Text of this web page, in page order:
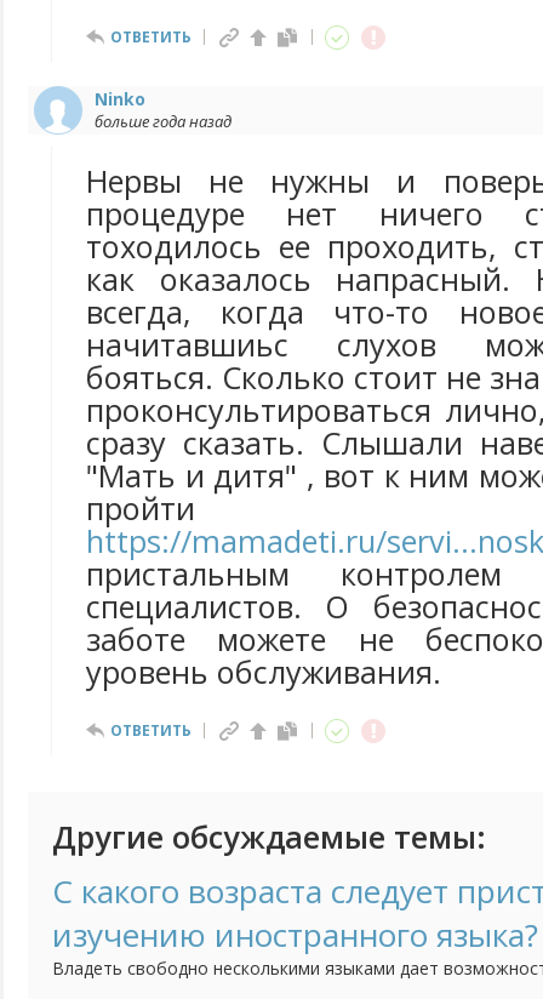
ОТВЕТИТЬ
Ninko
больше года назад
Нервы не нужны и
процедуре нет ничего
тоходилось ее проходить,
как оказалось
всегда, когда что-то
начитавшиьс слухов
бояться. Сколько стоит не
проконсультироваться
сразу сказать. Cлышали
"Мать и дитя" , вот к ним
пройти
https://mamadeti.ru/
пристальным контролем
специалистов. О
заботе можете не
уровень обслуживания.
ОТВЕТИТЬ
Другие обсуждаемые темы:
С какого возраста следует
изучению иностранного языка?
Владеть свободно несколькими языками дает